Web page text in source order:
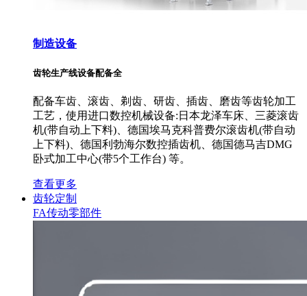
制造设备
齿轮生产线设备配备全
配备车齿、滚齿、剃齿、研齿、插齿、磨齿等齿轮加工
工艺，使用进口数控机械设备:日本龙泽车床、三菱滚齿
机(带自动上下料)、德国埃马克科普费尔滚齿机(带自动
上下料)、德国利勃海尔数控插齿机、德国德马吉DMG
卧式加工中心(带5个工作台) 等。
查看更多
齿轮定制
FA传动零部件